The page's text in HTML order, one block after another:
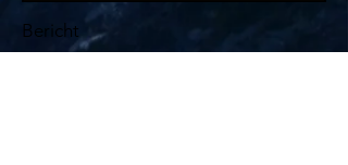
Bericht